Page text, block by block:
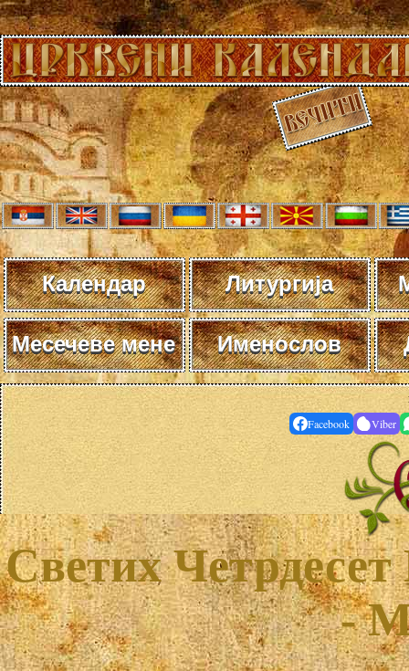
Календар Литургија
Месечеве мене Именослов
Facebook Viber
Светих
-